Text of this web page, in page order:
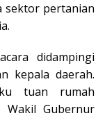
sektor pertanian
didampingi
kepala daerah.
tuan rumah
Wakil Gubernur